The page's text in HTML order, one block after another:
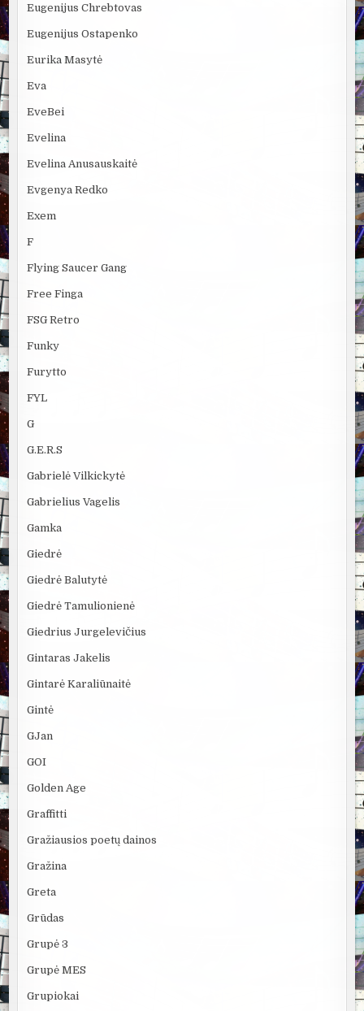
Eugenijus Chrebtovas
Eugenijus Ostapenko
Eurika Masytė
Eva
EveBei
Evelina
Evelina Anusauskaitė
Evgenya Redko
Exem
F
Flying Saucer Gang
Free Finga
FSG Retro
Funky
Furytto
FYL
G
G.E.R.S
Gabrielė Vilkickytė
Gabrielius Vagelis
Gamka
Giedrė
Giedrė Balutytė
Giedrė Tamulionienė
Giedrius Jurgelevičius
Gintaras Jakelis
Gintarė Karaliūnaitė
Gintė
GJan
GOI
Golden Age
Graffitti
Gražiausios poetų dainos
Gražina
Greta
Grūdas
Grupė 3
Grupė MES
Grupiokai